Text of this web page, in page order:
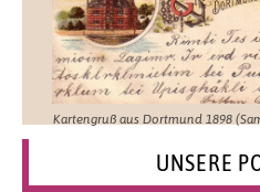
Kartengruß aus Dortmund 1898
UNSERE